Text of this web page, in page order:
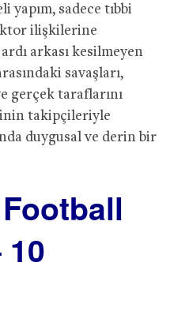
sadece tıbbi
ilişkilerine
arkası kesilmeyen
savaşları,
gerçek taraflarını
takipçileriyle
duygusal ve derin bir
10